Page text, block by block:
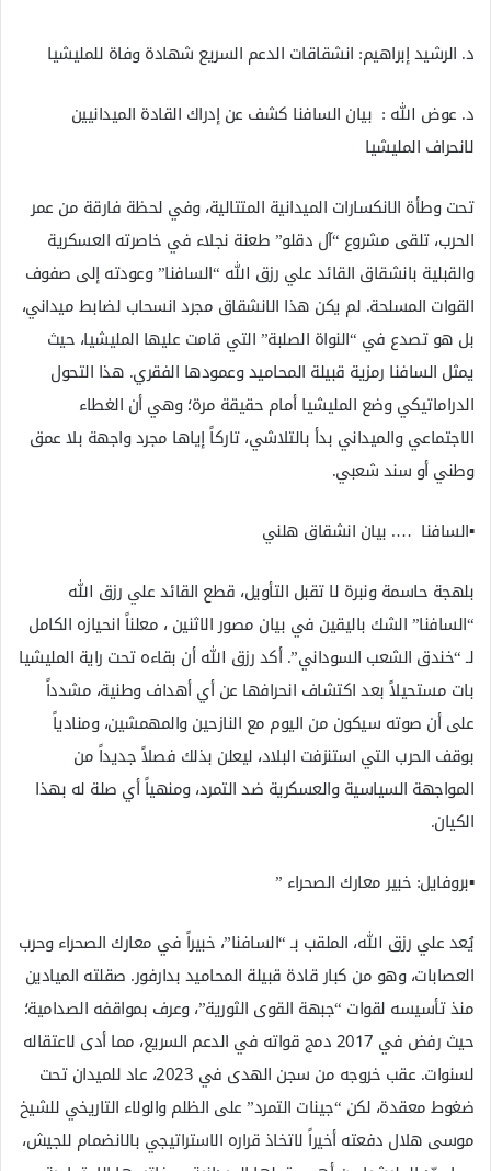
د. الرشيد إبراهيم: انشقاقات الدعم السريع شهادة وفاة للمليشيا
د. عوض الله : بيان السافنا كشف عن إدراك القادة الميدانيين
لانحراف المليشيا
تحت وطأة الانكسارات الميدانية المتتالية، وفي لحظة فارقة من عمر
الحرب، تلقى مشروع “آل دقلو” طعنة نجلاء في خاصرته العسكرية
والقبلية بانشقاق القائد علي رزق الله “السافنا” وعودته إلى صفوف
القوات المسلحة. لم يكن هذا الانشقاق مجرد انسحاب لضابط ميداني،
بل هو تصدع في “النواة الصلبة” التي قامت عليها المليشيا، حيث
يمثل السافنا رمزية قبيلة المحاميد وعمودها الفقري. هذا التحول
الدراماتيكي وضع المليشيا أمام حقيقة مرة؛ وهي أن الغطاء
الاجتماعي والميداني بدأ بالتلاشي، تاركاً إياها مجرد واجهة بلا عمق
وطني أو سند شعبي.
▪️السافنا …. بيان انشقاق هلني
بلهجة حاسمة ونبرة لا تقبل التأويل، قطع القائد علي رزق الله
“السافنا” الشك باليقين في بيان مصور الاثنين ، معلناً انحيازه الكامل
لـ “خندق الشعب السوداني”. أكد رزق الله أن بقاءه تحت راية المليشيا
بات مستحيلاً بعد اكتشاف انحرافها عن أي أهداف وطنية، مشدداً
على أن صوته سيكون من اليوم مع النازحين والمهمشين، ومنادياً
بوقف الحرب التي استنزفت البلاد، ليعلن بذلك فصلاً جديداً من
المواجهة السياسية والعسكرية ضد التمرد، ومنهياً أي صلة له بهذا
الكيان.
▪️​بروفايل: خبير معارك الصحراء ”
يُعد علي رزق الله، الملقب بـ “السافنا”، خبيراً في معارك الصحراء وحرب
العصابات، وهو من كبار قادة قبيلة المحاميد بدارفور. صقلته الميادين
منذ تأسيسه لقوات “جبهة القوى الثورية”، وعرف بمواقفه الصدامية؛
حيث رفض في 2017 دمج قواته في الدعم السريع، مما أدى لاعتقاله
لسنوات. عقب خروجه من سجن الهدى في 2023، عاد للميدان تحت
ضغوط معقدة، لكن “جينات التمرد” على الظلم والولاء التاريخي للشيخ
موسى هلال دفعته أخيراً لاتخاذ قراره الاستراتيجي بالانضمام للجيش،